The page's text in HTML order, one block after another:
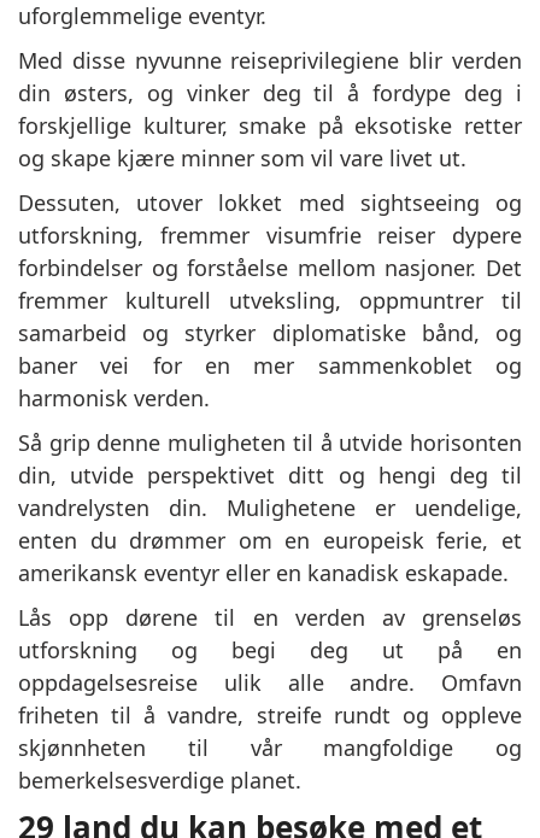
uforglemmelige eventyr.
Med disse nyvunne reiseprivilegiene blir verden
din østers, og vinker deg til å fordype deg i
forskjellige kulturer, smake på eksotiske retter
og skape kjære minner som vil vare livet ut.
Dessuten, utover lokket med sightseeing og
utforskning, fremmer visumfrie reiser dypere
forbindelser og forståelse mellom nasjoner. Det
fremmer kulturell utveksling, oppmuntrer til
samarbeid og styrker diplomatiske bånd, og
baner vei for en mer sammenkoblet og
harmonisk verden.
Så grip denne muligheten til å utvide horisonten
din, utvide perspektivet ditt og hengi deg til
vandrelysten din. Mulighetene er uendelige,
enten du drømmer om en europeisk ferie, et
amerikansk eventyr eller en kanadisk eskapade.
Lås opp dørene til en verden av grenseløs
utforskning og begi deg ut på en
oppdagelsesreise ulik alle andre. Omfavn
friheten til å vandre, streife rundt og oppleve
skjønnheten til vår mangfoldige og
bemerkelsesverdige planet.
29 land du kan besøke med et